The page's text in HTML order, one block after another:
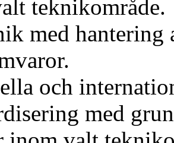
teknikområde.
med hantering
och
med